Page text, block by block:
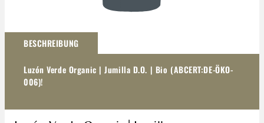
BESCHREIBUNG
Luzón Verde Organic | Jumilla D.O. | Bio (ABCERT:DE-ÖKO-
006)!